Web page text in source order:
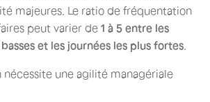
majeures. Le ratio de fréquentation
peut varier de 1 à 5 entre les
et les journées les plus fortes
une agilité managériale